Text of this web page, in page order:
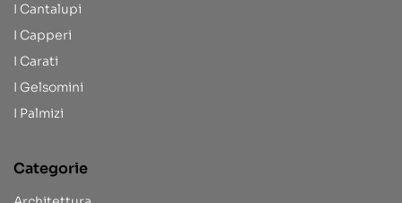
I Cantalupi
I Capperi
I Carati
I Gelsomini
I Palmizi
Categorie